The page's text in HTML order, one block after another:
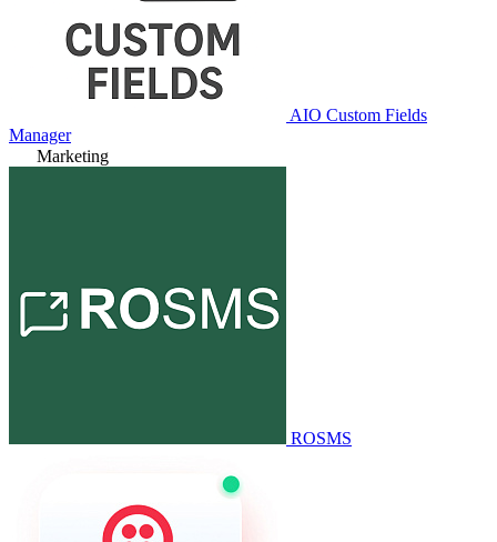
AIO Custom Fields
Manager
Marketing
ROSMS